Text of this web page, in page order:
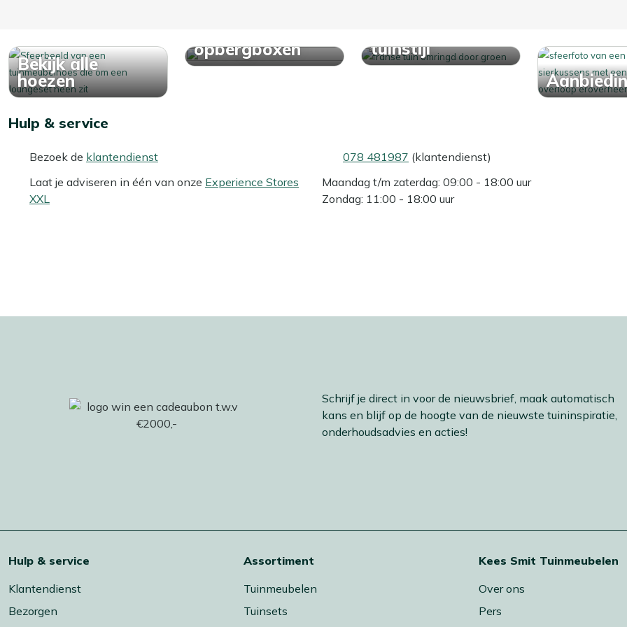
Bekijk alle
hoezen
opbergboxen
tuinstijl
Hulp & service
Bezoek de klantendienst
Laat je adviseren in één van onze Experience Stores
XXL
078 481987 (klantendienst)
Maandag t/m zaterdag: 09:00 - 18:00 uur
Zondag: 11:00 - 18:00 uur
Schrijf je direct in voor de nieuwsbrief, maak automatisch
kans en blijf op de hoogte van de nieuwste tuininspiratie,
onderhoudsadvies en acties!
Hulp & service
Klantendienst
Bezorgen
Assortiment
Tuinmeubelen
Tuinsets
Kees Smit Tuinmeubelen
Over ons
Pers